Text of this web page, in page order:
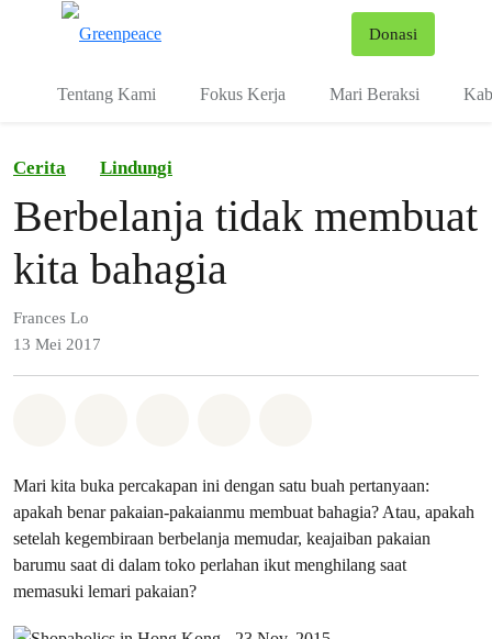
Donasi
Tentang Kami Fokus Kerja Mari Beraksi
Cerita Lindungi
Berbelanja tidak membuat
kita bahagia
Frances Lo
13 Mei 2017
Mari kita buka percakapan ini dengan satu buah pertanyaan:
apakah benar pakaian-pakaianmu membuat bahagia? Atau, apakah
setelah kegembiraan berbelanja memudar, keajaiban pakaian
barumu saat di dalam toko perlahan ikut menghilang saat
memasuki lemari pakaian?